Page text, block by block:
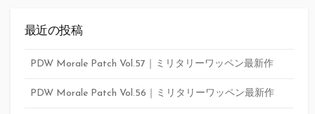
最近の投稿
PDW Morale Patch Vol.57｜ミリタリーワッペン最新作
PDW Morale Patch Vol.56｜ミリタリーワッペン最新作